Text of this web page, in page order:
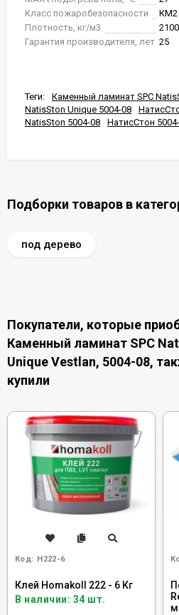
Класс пожаробезопасности
КМ2
Плотность, кг/м3
2100
Гарантия производителя, лет 25
Теги:
Каменный ламинат SPC
NatisSton Unique 5004-08
NatisSton 5004-08
НатисСтон
Подборки товаров в
под дерево
Покупатели, которые
Каменный ламинат SPC
Unique Vestlan, 5004-08,
купили
Код: H222-6
Клей Homakoll 222 - 6 Кг
В наличии: 34 шт.